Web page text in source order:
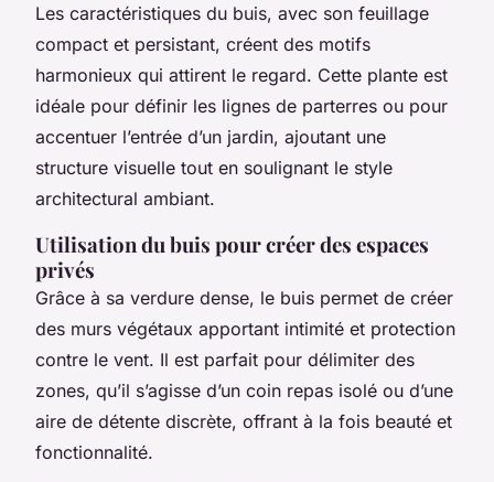
Les caractéristiques du buis, avec son feuillage
compact et persistant, créent des motifs
harmonieux qui attirent le regard. Cette plante est
idéale pour définir les lignes de parterres ou pour
accentuer l’entrée d’un jardin, ajoutant une
structure visuelle tout en soulignant le style
architectural ambiant.
Utilisation du buis pour créer des espaces
privés
Grâce à sa verdure dense, le buis permet de créer
des murs végétaux apportant intimité et protection
contre le vent. Il est parfait pour délimiter des
zones, qu’il s’agisse d’un coin repas isolé ou d’une
aire de détente discrète, offrant à la fois beauté et
fonctionnalité.